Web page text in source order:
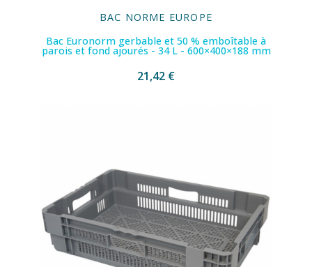
BAC NORME EUROPE
Bac Euronorm gerbable et 50 % emboîtable à
parois et fond ajourés - 34 L - 600×400×188 mm
21,42 €